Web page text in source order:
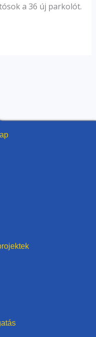
a 36 új parkolót.